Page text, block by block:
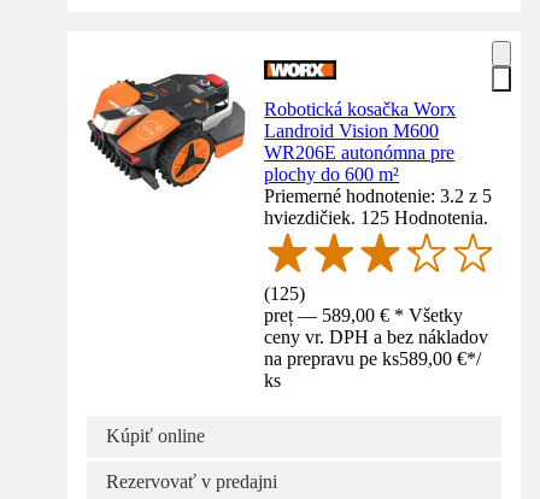
Robotická kosačka Worx
Landroid Vision M600
WR206E autonómna pre
plochy do 600 m²
Priemerné hodnotenie: 3.2 z 5
hviezdičiek. 125 Hodnotenia.
(125)
preț — 589,00 € * Všetky
ceny vr. DPH a bez nákladov
na prepravu pe ks589,00 €*/
ks
Kúpiť online
Rezervovať v predajni